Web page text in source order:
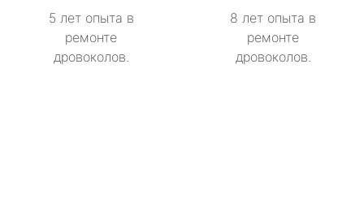
5 лет опыта в
ремонте
дровоколов.
8 лет опыта в
ремонте
дровоколов.